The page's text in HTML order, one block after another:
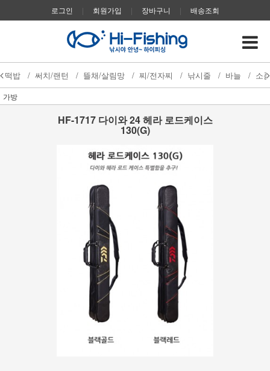
로그인 | 회원가입 | 장바구니 | 배송조회
떡밥 / 써치/랜턴 / 뜰채/살림망 / 찌/전자찌 / 낚시줄 / 바늘 / 소
가방
HF-1717 다이와 24 헤라 로드케이스
130(G)